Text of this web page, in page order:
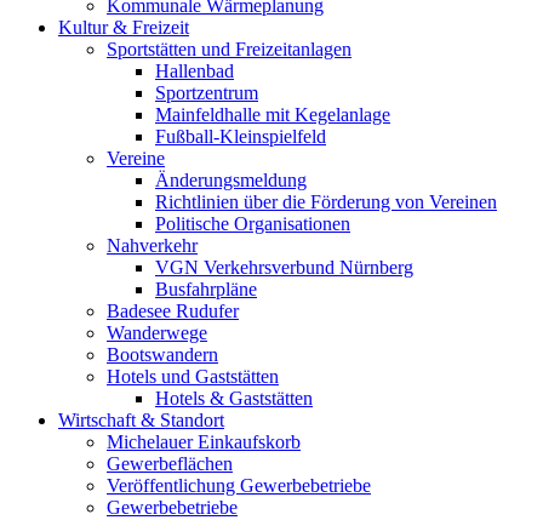
Kommunale Wärmeplanung
Kultur & Freizeit
Sportstätten und Freizeitanlagen
Hallenbad
Sportzentrum
Mainfeldhalle mit Kegelanlage
Fußball-Kleinspielfeld
Vereine
Änderungsmeldung
Richtlinien über die Förderung von Vereinen
Politische Organisationen
Nahverkehr
VGN Verkehrsverbund Nürnberg
Busfahrpläne
Badesee Rudufer
Wanderwege
Bootswandern
Hotels und Gaststätten
Hotels & Gaststätten
Wirtschaft & Standort
Michelauer Einkaufskorb
Gewerbeflächen
Veröffentlichung Gewerbebetriebe
Gewerbebetriebe